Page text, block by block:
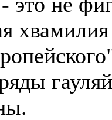
хвамилия